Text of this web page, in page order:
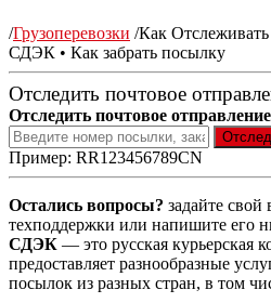
/Грузоперевозки /Как
СДЭК • Как забрать посылку
Отследить почтовое
Отследить почтовое
Пример: RR123456789CN
Остались вопросы? задайте свой
техподдержки или напишите его
СДЭК — это русская курьерская
предоставляет разнообразные
посылок из разных стран, в том